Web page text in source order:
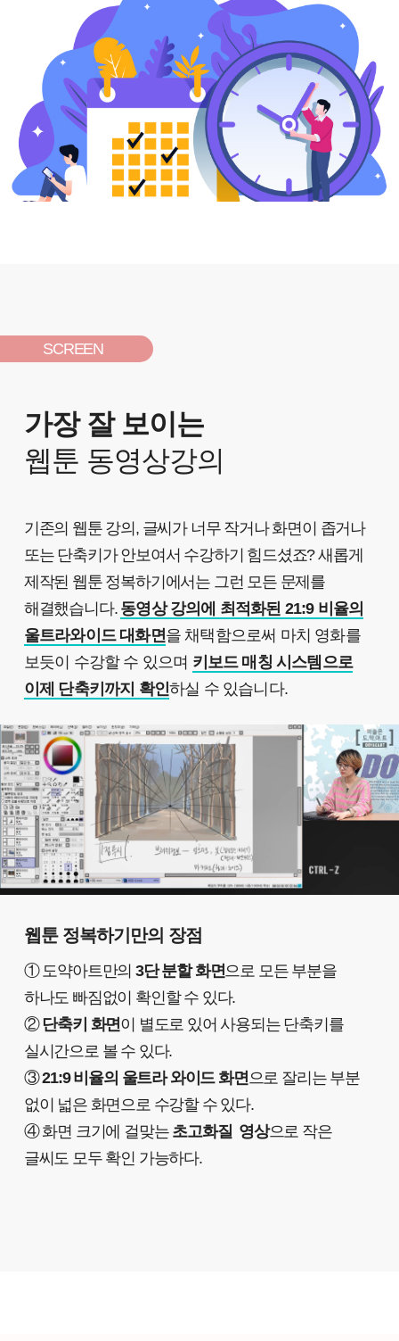
SCREEN
가장 잘 보이는
웹툰 동영상강의
기존의 웹툰 강의, 글씨가 너무 작거나 화면이 좁거나
또는 단축키가 안보여서 수강하기 힘드셨죠? 새롭게
제작된 웹툰 정복하기에서는 그런 모든 문제를
해결했습니다. 동영상 강의에 최적화된 21:9 비율의
울트라와이드 대화면을 채택함으로써 마치 영화를
보듯이 수강할 수 있으며 키보드 매칭 시스템으로
이제 단축키까지 확인하실 수 있습니다.
웹툰 정복하기만의 장점
① 도약아트만의3단 분할 화면 으로 모든 부분을
하나도 빠짐없이 확인할 수 있다.
② 단축키 화면 이 별도로 있어 사용되는 단축키를
실시간으로 볼 수 있다.
③21:9 비율의 울트라 와이드 화면 으로 잘리는 부분
없이 넓은 화면으로 수강할 수 있다.
④ 화면 크기에 걸맞는 초고화질 영상으로 작은
글씨도 모두 확인 가능하다.